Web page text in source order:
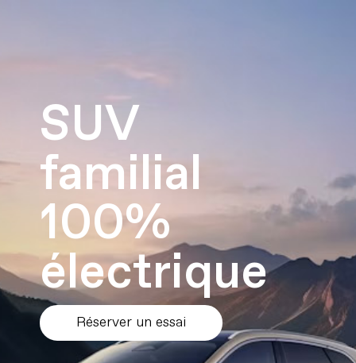
SUV
familial
100%
électrique
Réserver un essai